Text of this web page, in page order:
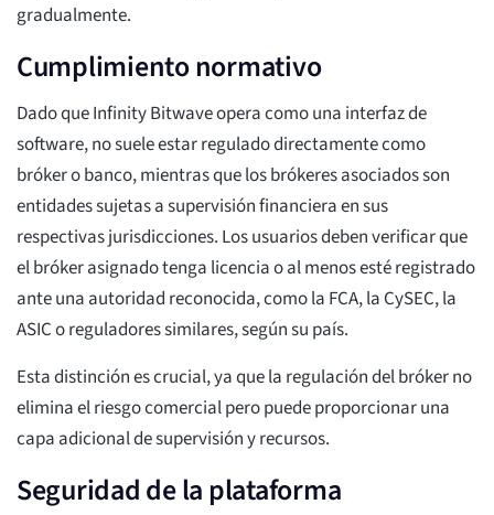
gradualmente.
Cumplimiento normativo
Dado que Infinity Bitwave opera como una interfaz de
software, no suele estar regulado directamente como
bróker o banco, mientras que los brókeres asociados son
entidades sujetas a supervisión financiera en sus
respectivas jurisdicciones. Los usuarios deben verificar que
el bróker asignado tenga licencia o al menos esté registrado
ante una autoridad reconocida, como la FCA, la CySEC, la
ASIC o reguladores similares, según su país.
Esta distinción es crucial, ya que la regulación del bróker no
elimina el riesgo comercial pero puede proporcionar una
capa adicional de supervisión y recursos.
Seguridad de la plataforma